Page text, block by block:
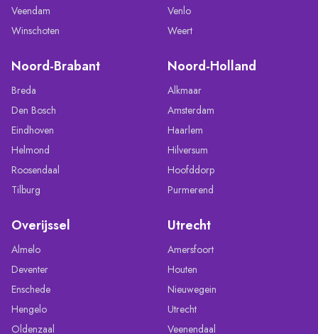
Veendam
Winschoten
Venlo
Weert
Noord-Brabant
Breda
Den Bosch
Eindhoven
Helmond
Roosendaal
Tilburg
Noord-Holland
Alkmaar
Amsterdam
Haarlem
Hilversum
Hoofddorp
Purmerend
Overijssel
Almelo
Deventer
Enschede
Hengelo
Oldenzaal
Utrecht
Amersfoort
Houten
Nieuwegein
Utrecht
Veenendaal